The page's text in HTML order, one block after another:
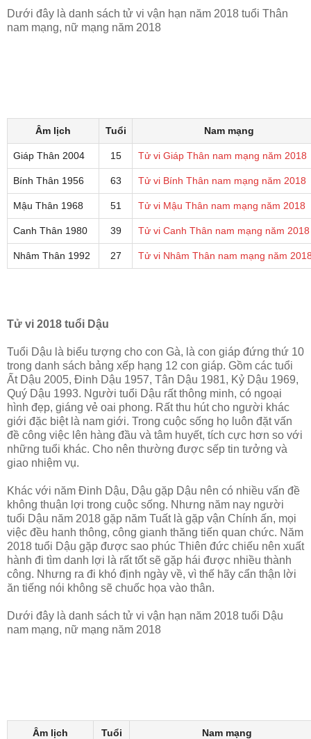
Dưới đây là danh sách tử vi vận hạn năm 2018 tuổi Thân
nam mạng, nữ mạng năm 2018
Âm lịch Tuổi Nam mạng
Giáp Thân 2004 15 Tử vi Giáp Thân nam mạng năm 2018
Bính Thân 1956 63 Tử vi Bính Thân nam mạng năm 2018
Mậu Thân 1968 51 Tử vi Mậu Thân nam mạng năm 2018
Canh Thân 1980 39 Tử vi Canh Thân nam mạng năm 2018
Nhâm Thân 1992 27 Tử vi Nhâm Thân nam mạng năm
Tử vi 2018 tuổi Dậu
Tuổi Dậu là biểu tượng cho con Gà, là con giáp đứng thứ 10
trong danh sách bảng xếp hạng 12 con giáp. Gồm các tuổi
Ất Dậu 2005, Đinh Dậu 1957, Tân Dậu 1981, Kỷ Dậu 1969,
Quý Dậu 1993. Người tuổi Dậu rất thông minh, có ngoại
hình đẹp, giáng vẻ oai phong. Rất thu hút cho người khác
giới đặc biệt là nam giới. Trong cuộc sống họ luôn đặt vấn
đề công việc lên hàng đầu và tâm huyết, tích cực hơn so với
những tuổi khác. Cho nên thường được sếp tin tưởng và
giao nhiệm vụ.
Khác với năm Đinh Dậu, Dậu gặp Dậu nên có nhiều vấn đề
không thuận lợi trong cuộc sống. Nhưng năm nay người
tuổi Dậu năm 2018 gặp năm Tuất là gặp vận Chính ấn, mọi
việc đều hanh thông, công gianh thăng tiến quan chức. Năm
2018 tuổi Dậu gặp được sao phúc Thiên đức chiếu nên xuất
hành đi tìm danh lợi là rất tốt sẽ gặp hái được nhiều thành
công. Nhưng ra đi khó định ngày về, vì thế hãy cẩn thận lời
ăn tiếng nói không sẽ chuốc họa vào thân.
Dưới đây là danh sách tử vi vận hạn năm 2018 tuổi Dậu
nam mạng, nữ mạng năm 2018
Âm lịch Tuổi Nam mạng